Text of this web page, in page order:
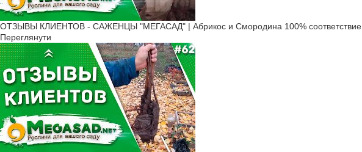
ОТЗЫВЫ КЛИЕНТОВ - САЖЕНЦЫ "МЕГАСАД" | Абрикос и Смородина 100% соответствие
Переглянути